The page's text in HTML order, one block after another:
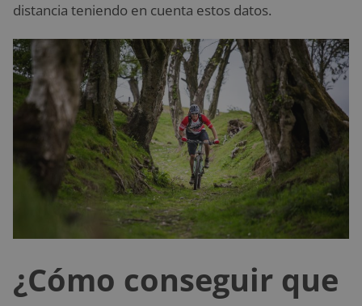
distancia teniendo en cuenta estos datos.
¿Cómo conseguir que